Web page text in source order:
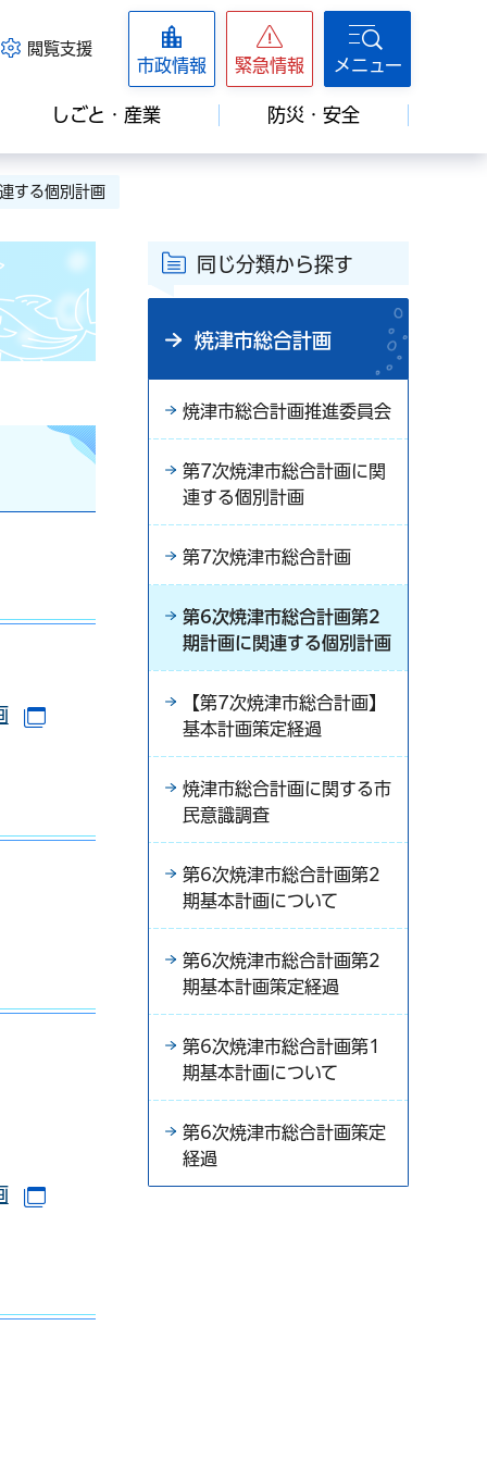
閲覧支援
市政情報 緊急情報 メニュー
しごと・産業 防災・安全
する個別計画
（別ウインドウで開きます）
（別ウインドウで開きます）
同じ分類から探す
焼津市総合計画
焼津市総合計画推進委員会
第7次焼津市総合計画に関
連する個別計画
第7次焼津市総合計画
第6次焼津市総合計画第2
期計画に関連する個別計画
【第7次焼津市総合計画】
基本計画策定経過
焼津市総合計画に関する市
民意識調査
第6次焼津市総合計画第2
期基本計画について
第6次焼津市総合計画第2
期基本計画策定経過
第6次焼津市総合計画第1
期基本計画について
第6次焼津市総合計画策定
経過